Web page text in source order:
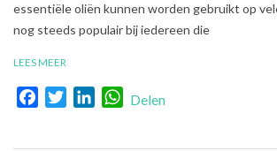
essentiële oliën kunnen worden gebruikt op
nog steeds populair bij iedereen die
LEES MEER
FacebookTwitterLinkedInWhatsApp
Delen